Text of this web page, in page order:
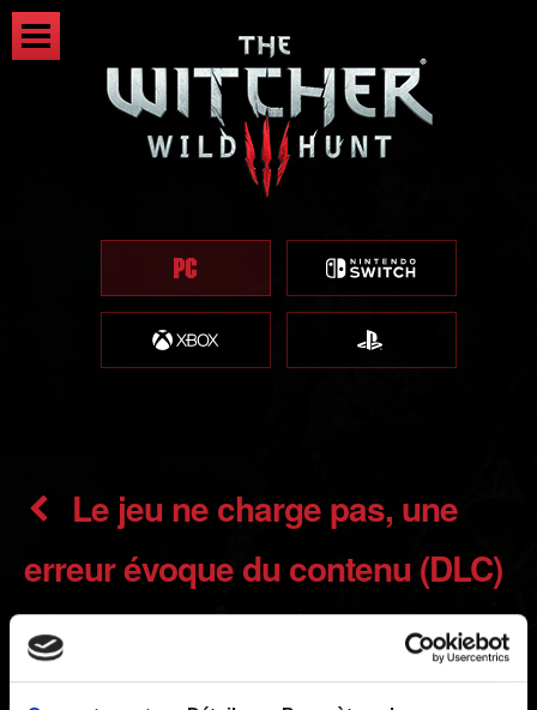
Le jeu ne charge pas, une
erreur évoque du contenu (DLC)
manquant.